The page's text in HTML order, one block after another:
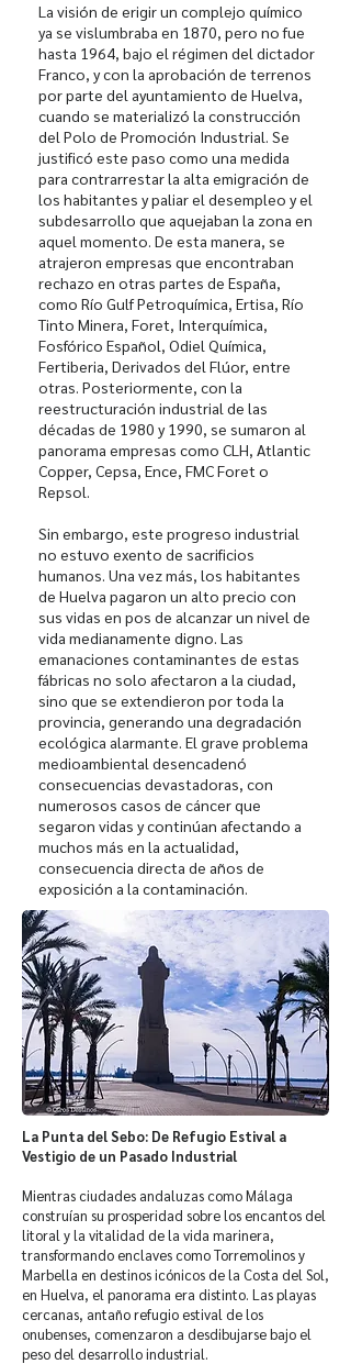
La visión de erigir un complejo químico
ya se vislumbraba en 1870, pero no fue
hasta 1964, bajo el régimen del dictador
Franco, y con la aprobación de terrenos
por parte del ayuntamiento de Huelva,
cuando se materializó la construcción
del Polo de Promoción Industrial. Se
justificó este paso como una medida
para contrarrestar la alta emigración de
los habitantes y paliar el desempleo y el
subdesarrollo que aquejaban la zona en
aquel momento. De esta manera, se
atrajeron empresas que encontraban
rechazo en otras partes de España,
como Río Gulf Petroquímica, Ertisa, Río
Tinto Minera, Foret, Interquímica,
Fosfórico Español, Odiel Química,
Fertiberia, Derivados del Flúor, entre
otras. Posteriormente, con la
reestructuración industrial de las
décadas de 1980 y 1990, se sumaron al
panorama empresas como CLH, Atlantic
Copper, Cepsa, Ence, FMC Foret o
Repsol.
Sin embargo, este progreso industrial
no estuvo exento de sacrificios
humanos. Una vez más, los habitantes
de Huelva pagaron un alto precio con
sus vidas en pos de alcanzar un nivel de
vida medianamente digno. Las
emanaciones contaminantes de estas
fábricas no solo afectaron a la ciudad,
sino que se extendieron por toda la
provincia, generando una degradación
ecológica alarmante. El grave problema
medioambiental desencadenó
consecuencias devastadoras, con
numerosos casos de cáncer que
segaron vidas y continúan afectando a
muchos más en la actualidad,
consecuencia directa de años de
exposición a la contaminación.
La Punta del Sebo: De Refugio Estival a
Vestigio de un Pasado Industrial
Mientras ciudades andaluzas como Málaga
construían su prosperidad sobre los encantos del
litoral y la vitalidad de la vida marinera,
transformando enclaves como Torremolinos y
Marbella en destinos icónicos de la Costa del Sol,
en Huelva, el panorama era distinto. Las playas
cercanas, antaño refugio estival de los
onubenses, comenzaron a desdibujarse bajo el
peso del desarrollo industrial.